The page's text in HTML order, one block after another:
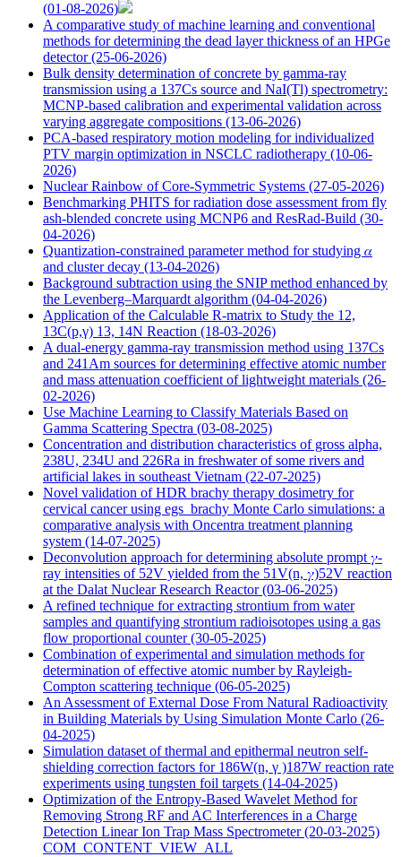
(01-08-2026)
A comparative study of machine learning and conventional
methods for determining the dead layer thickness of an HPGe
detector(25-06-2026)
Bulk density determination of concrete by gamma-ray
transmission using a 137Cs source and NaI(Tl) spectrometry:
MCNP-based calibration and experimental validation across
varying aggregate compositions (13-06-2026)
PCA-based respiratory motion modeling for individualized
PTV margin optimization in NSCLC radiotherapy (10-06-
2026)
Nuclear Rainbow of Core-Symmetric Systems (27-05-2026)
Benchmarking PHITS for radiation dose assessment from fly
ash-blended concrete using MCNP6 and ResRad-Build (30-
04-2026)
Quantization-constrained parameter method for studying 𝛼
and cluster decay (13-04-2026)
Background subtraction using the SNIP method enhanced by
the Levenberg–Marquardt algorithm (04-04-2026)
Application of the Calculable R-matrix to Study the 12,
13C(p,γ) 13, 14N Reaction (18-03-2026)
A dual-energy gamma-ray transmission method using 137Cs
and 241Am sources for determining effective atomic number
and mass attenuation coefficient of lightweight materials (26-
02-2026)
Use Machine Learning to Classify Materials Based on
Gamma Scattering Spectra (03-08-2025)
Concentration and distribution characteristics of gross alpha,
238U, 234U and 226Ra in freshwater of some rivers and
artificial lakes in southeast Vietnam (22-07-2025)
Novel validation of HDR brachy therapy dosimetry for
cervical cancer using egs_brachy Monte Carlo simulations: a
comparative analysis with Oncentra treatment planning
system (14-07-2025)
Deconvolution approach for determining absolute prompt 𝛾-
ray intensities of 52V yielded from the 51V(n, 𝛾)52V reaction
at the Dalat Nuclear Research Reactor(03-06-2025)
A refined technique for extracting strontium from water
samples and quantifying strontium radioisotopes using a gas
flow proportional counter(30-05-2025)
Combination of experimental and simulation methods for
determination of effective atomic number by Rayleigh-
Compton scattering technique (06-05-2025)
An Assessment of External Dose From Natural Radioactivity
in Building Materials by Using Simulation Monte Carlo (26-
04-2025)
Simulation dataset of thermal and epithermal neutron self-
shielding correction factors for 186W(n, γ )187W reaction rate
experiments using tungsten foil targets (14-04-2025)
Optimization of the Entropy-Based Wavelet Method for
Removing Strong RF and AC Interferences in a Charge
Detection Linear Ion Trap Mass Spectrometer(20-03-2025)
COM_CONTENT_VIEW_ALL